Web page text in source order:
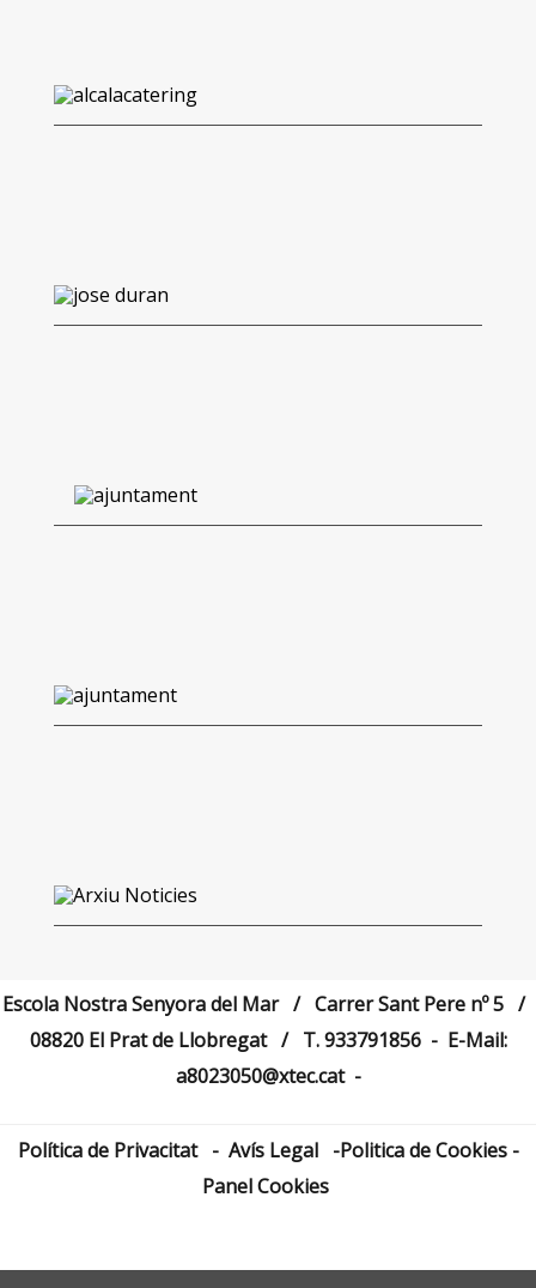
Escola Nostra Senyora del Mar / Carrer Sant Pere nº 5 /
08820 El Prat de Llobregat / T.933791856- E-Mail:
a8023050@xtec.cat-
Política de Privacitat - Avís Legal -Politica de Cookies -
Panel Cookies